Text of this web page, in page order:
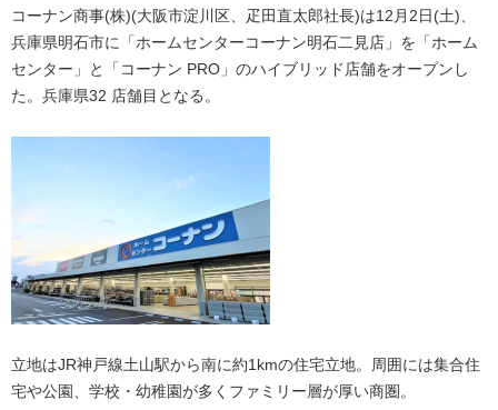
コーナン商事(株)(大阪市淀川区、疋田直太郎社長)は12月2日(土)、
兵庫県明石市に「ホームセンターコーナン明石二見店」を「ホーム
センター」と「コーナン PRO」のハイブリッド店舗をオープンし
た。兵庫県32 店舗目となる。
立地はJR神戸線土山駅から南に約1kmの住宅立地。周囲には集合住
宅や公園、学校・幼稚園が多くファミリー層が厚い商圏。